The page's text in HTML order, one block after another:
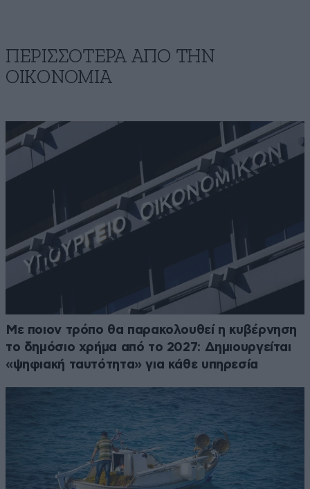
ΠΕΡΙΣΣΟΤΕΡΑ ΑΠΟ ΤΗΝ
ΟΙΚΟΝΟΜΙΑ
Με ποιον τρόπο θα παρακολουθεί η κυβέρνηση
το δημόσιο χρήμα από το 2027: Δημιουργείται
«ψηφιακή ταυτότητα» για κάθε υπηρεσία